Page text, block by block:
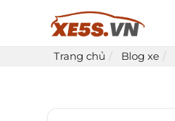
Trang chủ Blog xe